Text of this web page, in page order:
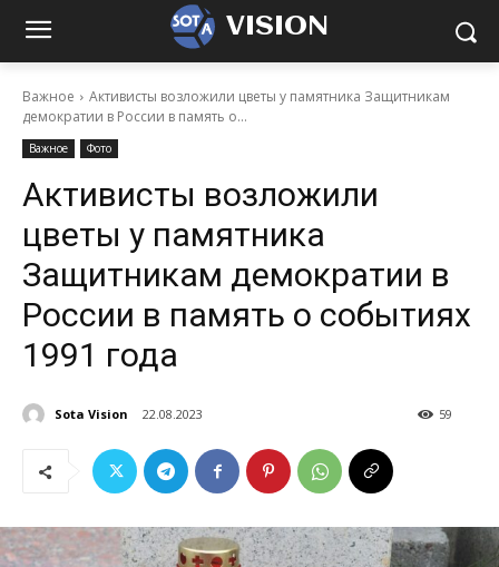
VISION
Важное
Активисты возложили цветы у памятника Защитникам
демократии в России в память о...
Важное Фото
Активисты возложили
цветы у памятника
Защитникам демократии в
России в память о событиях
1991 года
Sota Vision 22.08.2023 59